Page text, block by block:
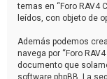
temas en “Foro RAV4
leídos, con objeto de
Además podemos
navega por “Foro
documento que
software phpBB. La